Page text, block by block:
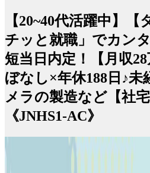
【20~40代活躍中】
チッと就職」でカン
短当日内定！【月収
ぼなし×年休188日♪
メラの製造など【社宅
《JNHS1-AC》